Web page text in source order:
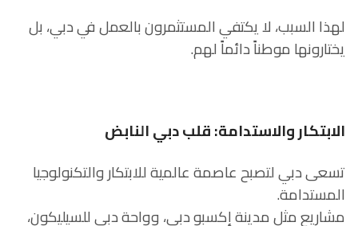
لهذا السبب، لا يكتفي المستثمرون بالعمل في دبي، بل
يختارونها موطناً دائماً لهم.
الابتكار والاستدامة: قلب دبي النابض
تسعى دبي لتصبح عاصمة عالمية للابتكار والتكنولوجيا
المستدامة.
مشاريع مثل مدينة إكسبو دبي، وواحة دبي للسيليكون،